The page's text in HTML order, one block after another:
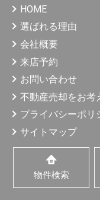
4. 個人情報の利
（1）不動産の売買
（2）上記1の利用
報の第三者への提供
（3）当社が取り扱
サービスの提供。
便物、電話、電子
ートのお願い等の
たは商品開発等の
情報、サービスの提
取り止めさせていた
5. 個人情報の第
HOME
選ばれる理由
会社概要
来店予約
お問い合わせ
不動産売却をお考
プライバシーポリ
サイトマップ
物件検索